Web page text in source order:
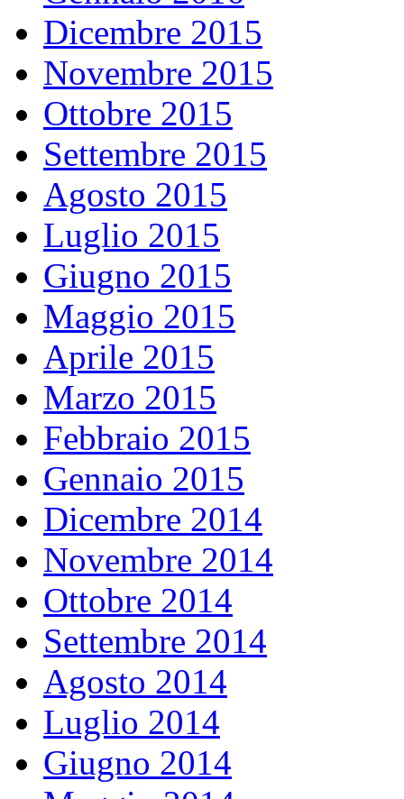
Dicembre 2015
Novembre 2015
Ottobre 2015
Settembre 2015
Agosto 2015
Luglio 2015
Giugno 2015
Maggio 2015
Aprile 2015
Marzo 2015
Febbraio 2015
Gennaio 2015
Dicembre 2014
Novembre 2014
Ottobre 2014
Settembre 2014
Agosto 2014
Luglio 2014
Giugno 2014